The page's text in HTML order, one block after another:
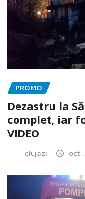
PROMO
Dezastru la
complet, iar
VIDEO
clujazi oct.